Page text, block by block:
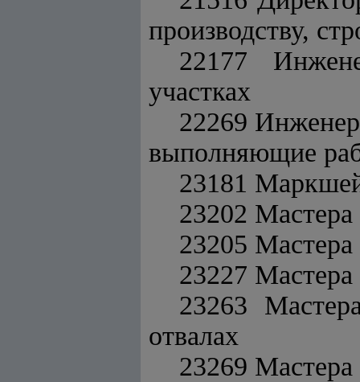
производству,
22177
участках
22269
выполняющие
23181
23202
23205 Мастера
23227
23263
отвалах
23269